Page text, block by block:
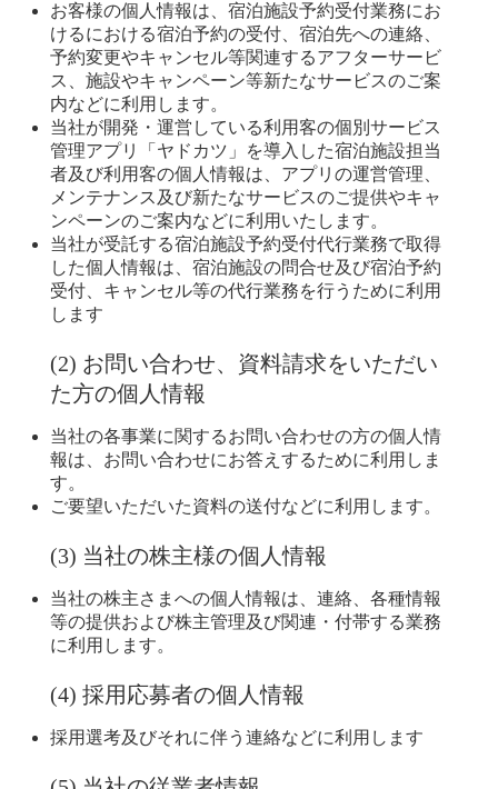
お客様の個人情報は、宿泊施設予約受付業務にお
けるにおける宿泊予約の受付、宿泊先への連絡、
予約変更やキャンセル等関連するアフターサービ
ス、施設やキャンペーン等新たなサービスのご案
内などに利用します。
当社が開発・運営している利用客の個別サービス
管理アプリ「ヤドカツ」を導入した宿泊施設担当
者及び利用客の個人情報は、アプリの運営管理、
メンテナンス及び新たなサービスのご提供やキャ
ンペーンのご案内などに利用いたします。
当社が受託する宿泊施設予約受付代行業務で取得
した個人情報は、宿泊施設の問合せ及び宿泊予約
受付、キャンセル等の代行業務を行うために利用
します
(2) お問い合わせ、資料請求をいただい
た方の個人情報
当社の各事業に関するお問い合わせの方の個人情
報は、お問い合わせにお答えするために利用しま
す。
ご要望いただいた資料の送付などに利用します。
(3) 当社の株主様の個人情報
当社の株主さまへの個人情報は、連絡、各種情報
等の提供および株主管理及び関連・付帯する業務
に利用します。
(4) 採用応募者の個人情報
採用選考及びそれに伴う連絡などに利用します